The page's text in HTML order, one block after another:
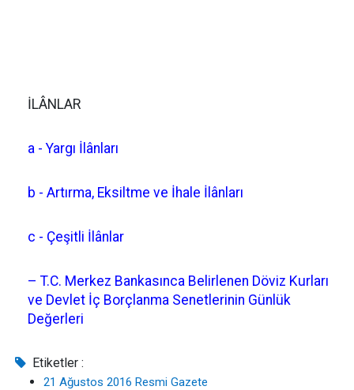
İLÂNLAR
a - Yargı İlânları
b - Artırma, Eksiltme ve İhale İlânları
c - Çeşitli İlânlar
– T.C. Merkez Bankasınca Belirlenen Döviz Kurları
ve Devlet İç Borçlanma Senetlerinin Günlük
Değerleri
Etiketler :
21 Ağustos 2016 Resmi Gazete